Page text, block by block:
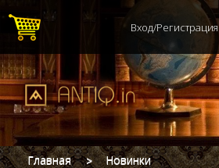
Вход/Регистрация
Главная Новинки